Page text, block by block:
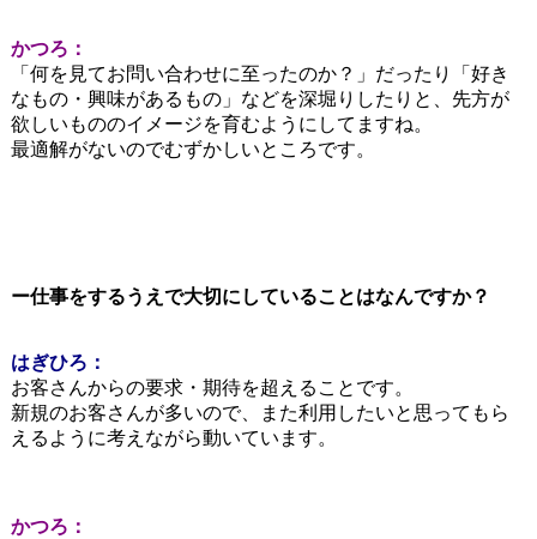
かつろ：
「何を見てお問い合わせに至ったのか？」だったり「好き
なもの・興味があるもの」などを深堀りしたりと、先方が
欲しいもののイメージを育むようにしてますね。
最適解がないのでむずかしいところです。
ー仕事をするうえで大切にしていることはなんですか？
はぎひろ：
お客さんからの要求・期待を超えることです。
新規のお客さんが多いので、また利用したいと思ってもら
えるように考えながら動いています。
かつろ：